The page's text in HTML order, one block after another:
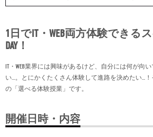
1日でIT・WEB両方体験できる
DAY！
IT・WEB業界には興味があるけど、自分には何が向
い…。とにかくたくさん体験して進路を決めたい…
の「選べる体験授業」です。
開催日時・内容